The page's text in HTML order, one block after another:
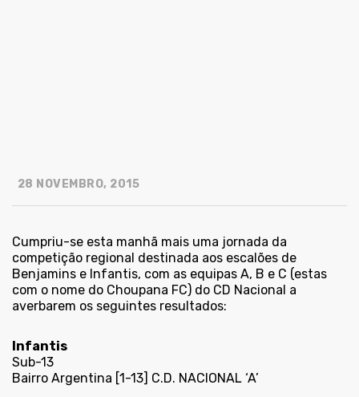
28 NOVEMBRO, 2015
Cumpriu-se esta manhã mais uma jornada da
competição regional destinada aos escalões de
Benjamins e Infantis, com as equipas A, B e C (estas
com o nome do Choupana FC) do CD Nacional a
averbarem os seguintes resultados:
Infantis
Sub-13
Bairro Argentina [1-13] C.D. NACIONAL ‘A’